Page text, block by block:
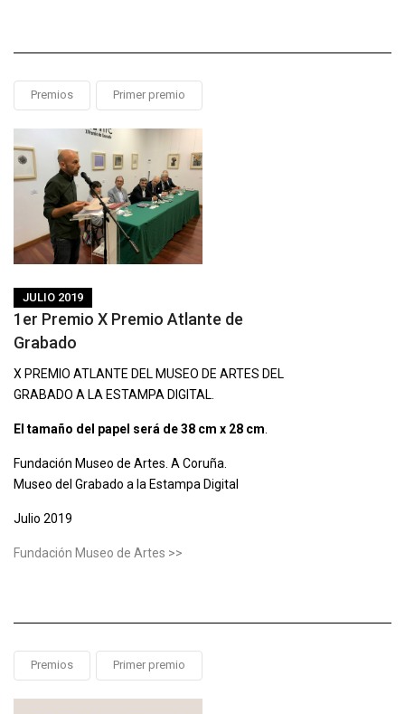
Premios Primer premio
JULIO 2019
1er Premio X Premio Atlante de
Grabado
X PREMIO ATLANTE DEL MUSEO DE ARTES DEL
GRABADO A LA ESTAMPA DIGITAL.
El tamaño del papel será de 38 cm x 28 cm
Fundación Museo de Artes. A Coruña.
Museo del Grabado a la Estampa Digital
Julio 2019
Fundación Museo de Artes >>
Premios Primer premio